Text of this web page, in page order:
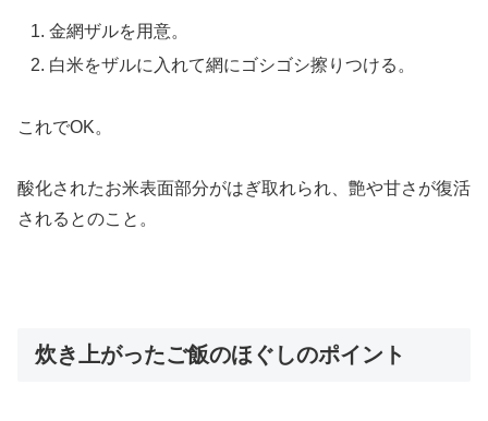
金網ザルを用意。
白米をザルに入れて網にゴシゴシ擦りつける。
これでOK。
酸化されたお米表面部分がはぎ取れられ、艶や甘さが復活
されるとのこと。
炊き上がったご飯のほぐしのポイント